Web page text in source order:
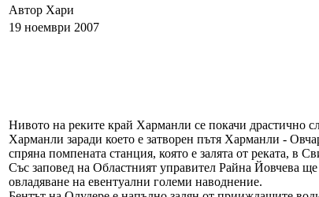
Автор Хари
19 ноември 2007
Нивото на реките край Харманли се покачи драстично
Харманли заради което е затворен пътя Харманли -
спряна помпената станция, която е залята от реката, в
Със заповед на Областният управител Райна Йовчева
овладяване на евентуални големи наводнение.